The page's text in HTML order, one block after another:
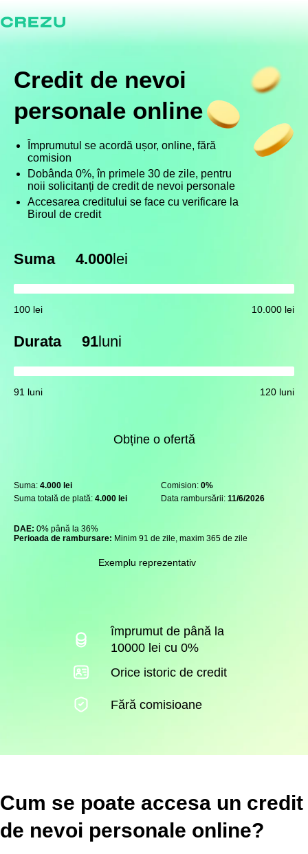
Credit de nevoi
personale online
Împrumutul se acordă ușor, online, fără
comision
Dobânda 0%, în primele 30 de zile, pentru
noii solicitanți de credit de nevoi personale
Accesarea creditului se face cu verificare la
Biroul de credit
Suma 4.000lei
100 lei 10.000 lei
Durata 91luni
91 luni 120 luni
Obține o ofertă
Suma: 4.000 lei Comision: 0%
Suma totală de plată: 4.000 lei Data rambursării: 11/6/2026
DAE: 0% până la 36%
Perioada de rambursare: Minim 91 de zile, maxim 365 de zile
Exemplu reprezentativ
împrumut de până la
10000 lei cu 0%
Orice istoric de credit
Fără comisioane
Cum se poate accesa un credit
de nevoi personale online?